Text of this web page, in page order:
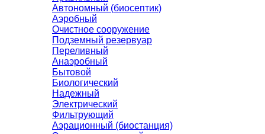
Автономный (биосептик)
Аэробный
Очистное сооружение
Подземный резервуар
Переливный
Анаэробный
Бытовой
Биологический
Надежный
Электрический
Фильтрующий
Аэрационный (биостанция)